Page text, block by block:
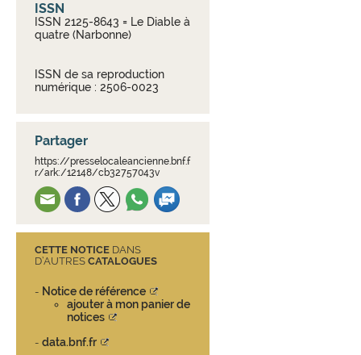
ISSN
ISSN 2125-8643 = Le Diable à
quatre (Narbonne)
ISSN de sa reproduction
numérique : 2506-0023
Partager
https://presselocaleancienne.bnf.f
r/ark:/12148/cb32757043v
CETTE NOTICE DANS
D’AUTRES CATALOGUES
- Notice de référence
ajouter à mon panier de
notices
- data.bnf.fr